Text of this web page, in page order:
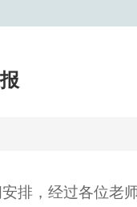
排，经过各位老